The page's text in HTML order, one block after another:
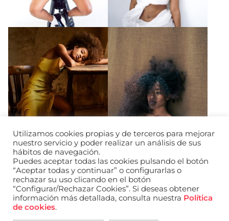
URL de Facebook
URL de Instagram
URL de Linkedin
Utilizamos cookies propias y de terceros para mejorar
nuestro servicio y poder realizar un análisis de sus
hábitos de navegación.
Puedes aceptar todas las cookies pulsando el botón
“Aceptar todas y continuar” o configurarlas o
rechazar su uso clicando en el botón
“Configurar/Rechazar Cookies”. Si deseas obtener
información más detallada, consulta nuestra Política
de cookies.